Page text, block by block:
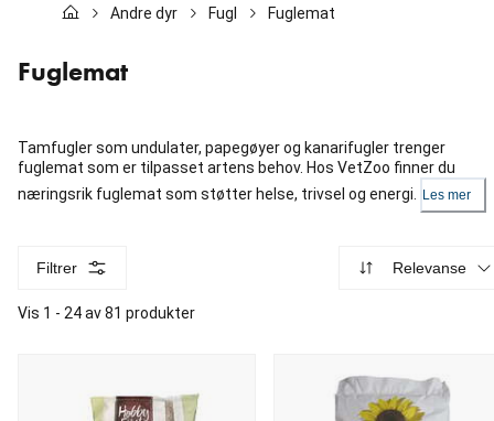
Katt
Andre dyr
Merker
Andre dyr Fugl Fuglemat
Fuglemat
Tamfugler som undulater, papegøyer og kanarifugler trenger
fuglemat som er tilpasset artens behov. Hos VetZoo finner du
næringsrik fuglemat som støtter helse, trivsel og energi.
Les mer
Filtrer Relevanse
Vis 1 - 24 av 81 produkter